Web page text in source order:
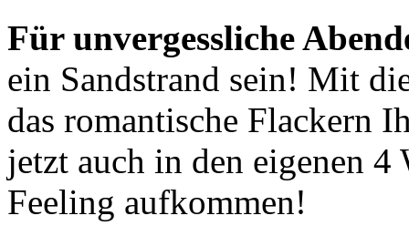
Für unvergessliche
ein Sandstrand sein! Mit
das romantische Flackern
jetzt auch in den eigenen 4
Feeling aufkommen!